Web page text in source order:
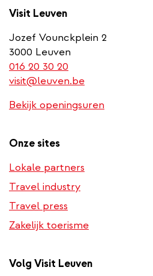
Visit Leuven
Jozef Vounckplein 2
3000 Leuven
016 20 30 20
is
phone
visit@leuven.be
Bekijk openingsuren
Onze sites
Lokale partners
Travel industry
Travel press
Zakelijk toerisme
Volg Visit Leuven